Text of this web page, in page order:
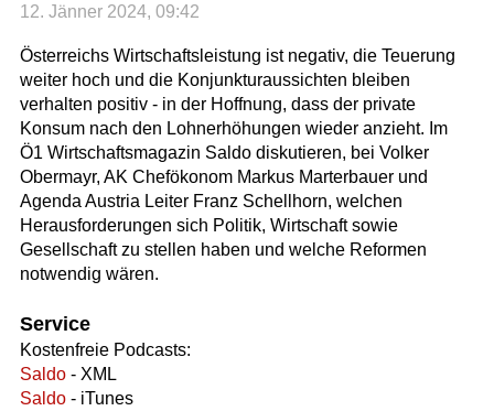
12. Jänner 2024, 09:42
Österreichs Wirtschaftsleistung ist negativ, die Teuerung
weiter hoch und die Konjunkturaussichten bleiben
verhalten positiv - in der Hoffnung, dass der private
Konsum nach den Lohnerhöhungen wieder anzieht. Im
Ö1 Wirtschaftsmagazin Saldo diskutieren, bei Volker
Obermayr, AK Chefökonom Markus Marterbauer und
Agenda Austria Leiter Franz Schellhorn, welchen
Herausforderungen sich Politik, Wirtschaft sowie
Gesellschaft zu stellen haben und welche Reformen
notwendig wären.
Service
Kostenfreie Podcasts:
Saldo- XML
Saldo- iTunes